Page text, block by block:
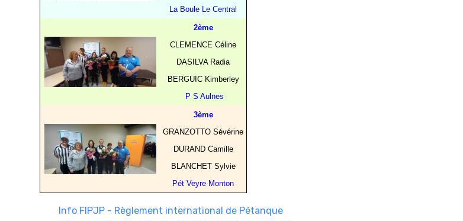
La Boule Le Central
2ème
CLEMENCE Céline
DASILVA Radia
BERGUIC Kimberley
P S Aulnes
3ème
GRANZOTTO Sévérine
DURAND Camille
BLANCHET Sylvie
Pét Veyre Monton
Info FIPJP - Règlement international de Pétanque